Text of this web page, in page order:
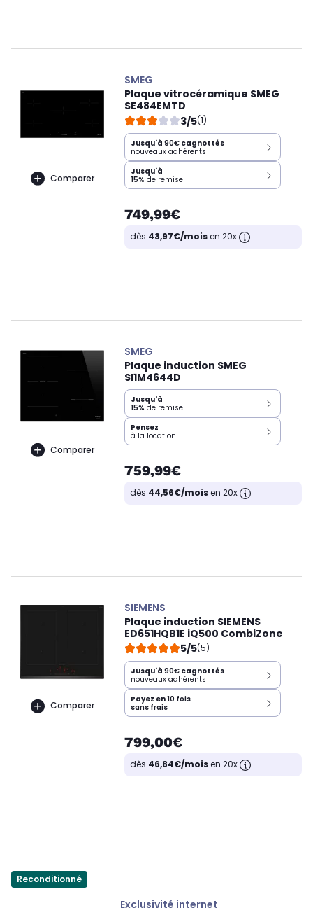
Comparer
SMEG
Plaque vitrocéramique SMEG
SE484EMTD
3/5(1)
Jusqu'à 90€ cagnottés
nouveaux adhérents
Jusqu'à
15% de remise
749,99€
dès 43,97€/moisen 20x
Comparer
SMEG
Plaque induction SMEG
SI1M4644D
Jusqu'à
15% de remise
Pensez
à la location
759,99€
dès 44,56€/moisen 20x
Comparer
SIEMENS
Plaque induction SIEMENS
ED651HQB1E iQ500 CombiZone
5/5(5)
Jusqu'à 90€ cagnottés
nouveaux adhérents
Payez en10 fois
sans frais
799,00€
dès 46,84€/moisen 20x
Reconditionné
Exclusivité internet